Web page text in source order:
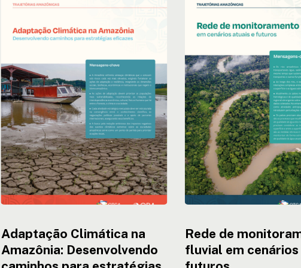
Adaptação
Amazônia:
caminhos
para
estratégias
eficazes
Adaptação Climática na
Amazônia: Desenvolvendo
Rede
monitoramento
em
cenários
atuais
e
futuros
Rede de
fluvial em cenários